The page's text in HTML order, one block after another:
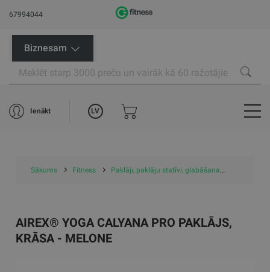
67994044
Biznesam
Ienākt LV
Sākums Fitness Paklāji, paklāju statīvi, glabāšana
AIREX® YOGA CALYANA PRO PAKLĀJS,
KRĀSA - MELONE